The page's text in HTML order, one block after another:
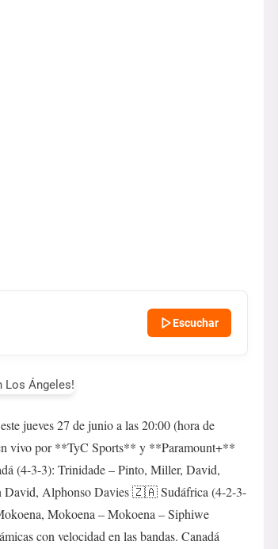
Escuchar
jueves 27 de junio a las 20:00 (hora de
vivo por **TyC Sports** y **Paramount+**
(4-3-3): Trinidade – Pinto, Miller, David,
David, Alphonso Davies 🇿🇦 Sudáfrica (4-2-3-
Mokoena – Mokoena – Siphiwe
con velocidad en las bandas. Canadá